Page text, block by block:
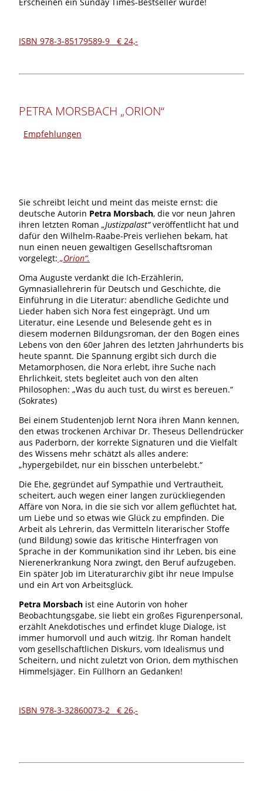
ISBN 978-3-85179589-9 € 24,-
PETRA MORSBACH „ORION“
Empfehlungen
Sie schreibt leicht und meint das meiste ernst: die
deutsche Autorin Petra Morsbach, die vor neun Jahren
ihren letzten Roman „Justizpalast“veröffentlicht hat und
dafür den Wilhelm-Raabe-Preis verliehen bekam, hat
nun einen neuen gewaltigen Gesellschaftsroman
vorgelegt: „Orion“.
Oma Auguste verdankt die Ich-Erzählerin,
Gymnasiallehrerin für Deutsch und Geschichte, die
Einführung in die Literatur: abendliche Gedichte und
Lieder haben sich Nora fest eingeprägt. Und um
Literatur, eine Lesende und Belesende geht es in
diesem modernen Bildungsroman, der den Bogen eines
Lebens von den 60er Jahren des letzten Jahrhunderts bis
heute spannt. Die Spannung ergibt sich durch die
Metamorphosen, die Nora erlebt, ihre Suche nach
Ehrlichkeit, stets begleitet auch von den alten
Philosophen: „Was du auch tust, du wirst es bereuen.“
(Sokrates)
Bei einem Studentenjob lernt Nora ihren Mann kennen,
den etwas trockenen Archivar Dr. Theseus Dellendrücker
aus Paderborn, der korrekte Signaturen und die Vielfalt
des Wissens mehr schätzt als alles andere:
„hypergebildet, nur ein bisschen unterbelebt.“
Die Ehe, gegründet auf Sympathie und Vertrautheit,
scheitert, auch wegen einer langen zurückliegenden
Affäre von Nora, in die sie sich vor allem geflüchtet hat,
um Liebe und so etwas wie Glück zu empfinden. Die
Arbeit als Lehrerin, das Vermitteln literarischer Stoffe
(und Bildung) sowie das kritische Hinterfragen von
Sprache in der Kommunikation sind ihr Leben, bis eine
Nierenerkrankung Nora zwingt, den Beruf aufzugeben.
Ein später Job im Literaturarchiv gibt ihr neue Impulse
und ein Art von Arbeitsglück.
Petra Morsbach ist eine Autorin von hoher
Beobachtungsgabe, sie liebt ein großes Figurenpersonal,
erzählt Anekdotisches und erfindet kluge Dialoge, ist
immer humorvoll und auch witzig. Ihr Roman handelt
vom gesellschaftlichen Diskurs, vom Idealismus und
Scheitern, und nicht zuletzt von Orion, dem mythischen
Himmelsjäger. Ein Füllhorn an Gedanken!
ISBN 978-3-32860073-2 € 26,-